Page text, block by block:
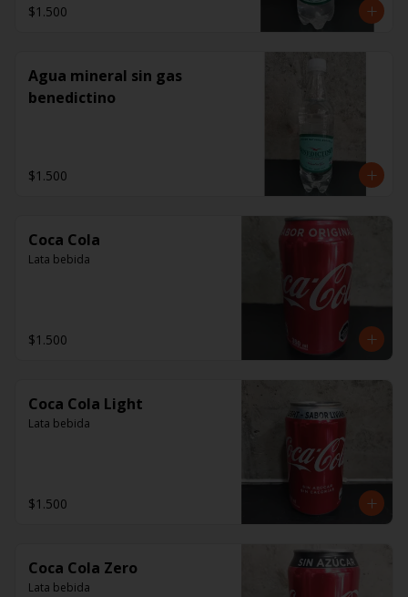
$1.500
Agua mineral sin gas
benedictino
$1.500
Coca Cola
Lata bebida
$1.500
Coca Cola Light
Lata bebida
$1.500
Coca Cola Zero
Lata bebida